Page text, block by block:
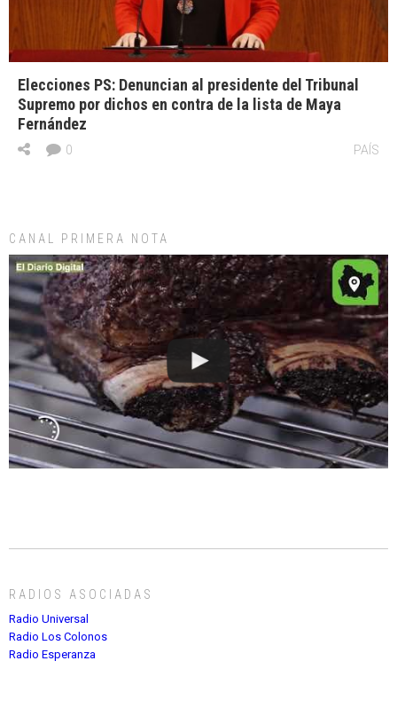
Elecciones PS: Denuncian al presidente del Tribunal
Supremo por dichos en contra de la lista de Maya
Fernández
PAÍS
0
CANAL PRIMERA NOTA
RADIOS ASOCIADAS
Radio Universal
Radio Los Colonos
Radio Esperanza